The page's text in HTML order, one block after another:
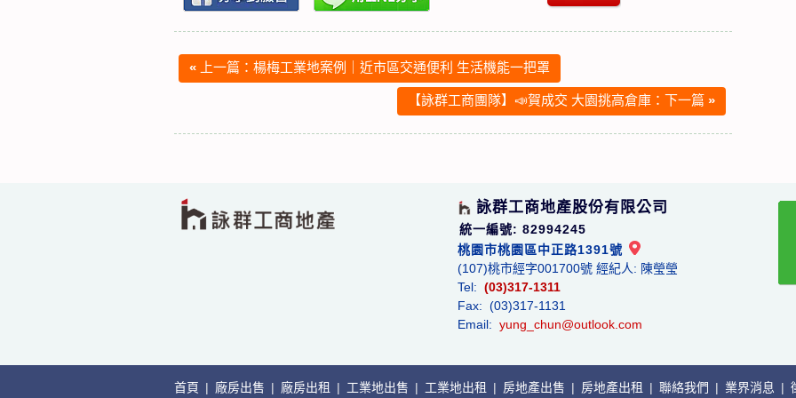
« 上一篇：楊梅工業地案例｜近市區交通便利 生活機能一把罩
【詠群工商團隊】📣賀成交 大園挑高倉庫：下一篇 »
詠群工商地產股份有限公司
統一編號: 82994245
桃園市桃園區中正路1391號
(107)桃市經字001700號 經紀人: 陳瑩瑩
Tel: (03)317-1311
Fax: (03)317-1131
Email: yung_chun@outlook.com
首頁 | 廠房出售 | 廠房出租 | 工業地出售 | 工業地出租 | 房地產出售 | 房地產出租 | 聯絡我們 | 業界消息 |